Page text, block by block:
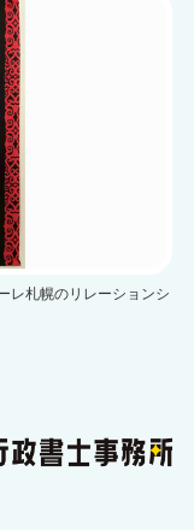
レ札幌のリレーションシ